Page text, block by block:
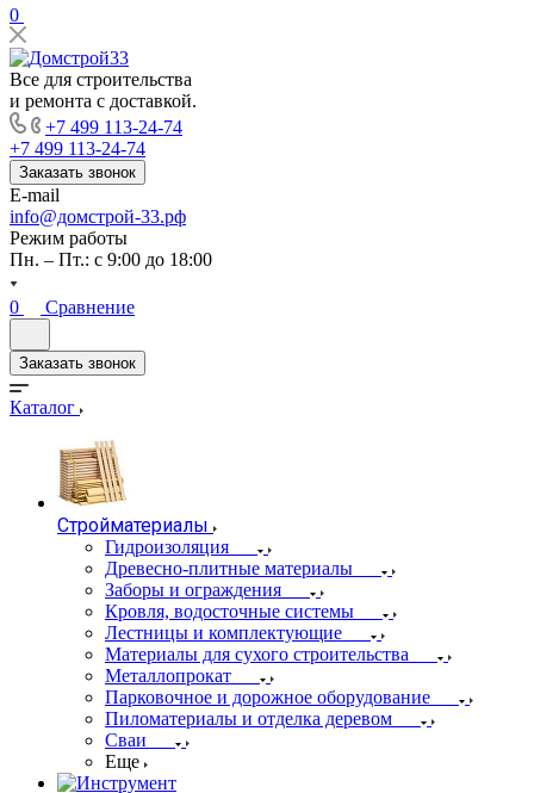
0
Все для строительства
и ремонта с доставкой.
+7 499 113-24-74
+7 499 113-24-74
Заказать звонок
E-mail
info@домстрой-33.рф
Режим работы
Пн. – Пт.: с 9:00 до 18:00
0 Сравнение
Заказать звонок
Каталог
Стройматериалы
Гидроизоляция
Древесно-плитные материалы
Заборы и ограждения
Кровля, водосточные системы
Лестницы и комплектующие
Материалы для сухого строительства
Металлопрокат
Парковочное и дорожное оборудование
Пиломатериалы и отделка деревом
Сваи
Еще